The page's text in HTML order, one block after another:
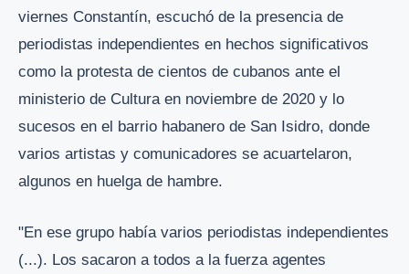
viernes Constantín, escuchó de la presencia de
periodistas independientes en hechos significativos
como la protesta de cientos de cubanos ante el
ministerio de Cultura en noviembre de 2020 y lo
sucesos en el barrio habanero de San Isidro, donde
varios artistas y comunicadores se acuartelaron,
algunos en huelga de hambre.
"En ese grupo había varios periodistas independientes
(...). Los sacaron a todos a la fuerza agentes